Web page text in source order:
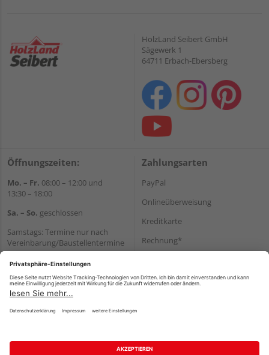
HolzLand Seibert GmbH
Sägewerk 1
64711 Erbach-Ebersberg
Öffnungszeiten:
Mo. – Fr. 08:00 – 12:00 und
13:30 – 18:00
Sa. – So. geschlossen
Samstags: Termine nur nach
Vereinbarung/Baustellentermine
Wir helfen Ihnen gerne
weiter
Tel.:+49 6062 956180
E-Mail:shop@holzland-seibert.de
Zahlungsarten
PayPal
Onlineüberweisung
Kreditkarte
Rechnung*
Versand
Impressum AGB Widerruf
Datenschutz